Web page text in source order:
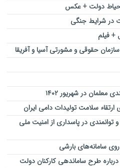
دولت + عکس
در شرایط جنگی
+ فیلم
حقوقی و مشورتی آسیا و آفریقا
در شهریور ۱۴۰۲
سلامت تولیدات دامی ایران
توانمندی در پاسداری از امنیت ملی
سامانه‌های بارشی
طرح ساماندهی کارکنان دولت